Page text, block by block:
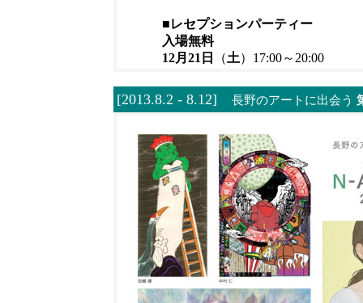
■レセプションパーティー
入場無料
12月21日
（土） 17:00～20:00
[2013.8.2 - 8.12] 長野のアートに出会う